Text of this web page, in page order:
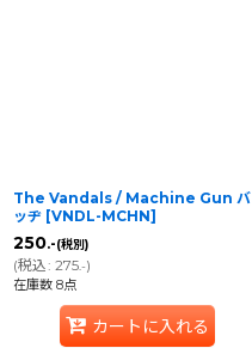
The Vandals / Machine Gun バ
ッヂ [VNDL-MCHN]
250.-(税別)
(税込: 275.-)
在庫数 8点
カートに入れる